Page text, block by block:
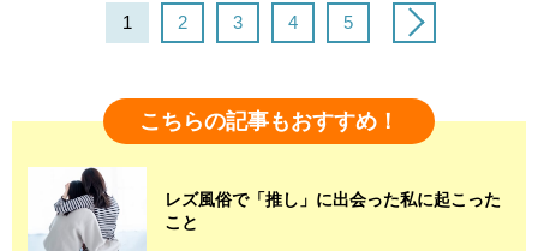
1 2 3 4 5
こちらの記事もおすすめ！
レズ風俗で「推し」に出会った私に起こった
こと